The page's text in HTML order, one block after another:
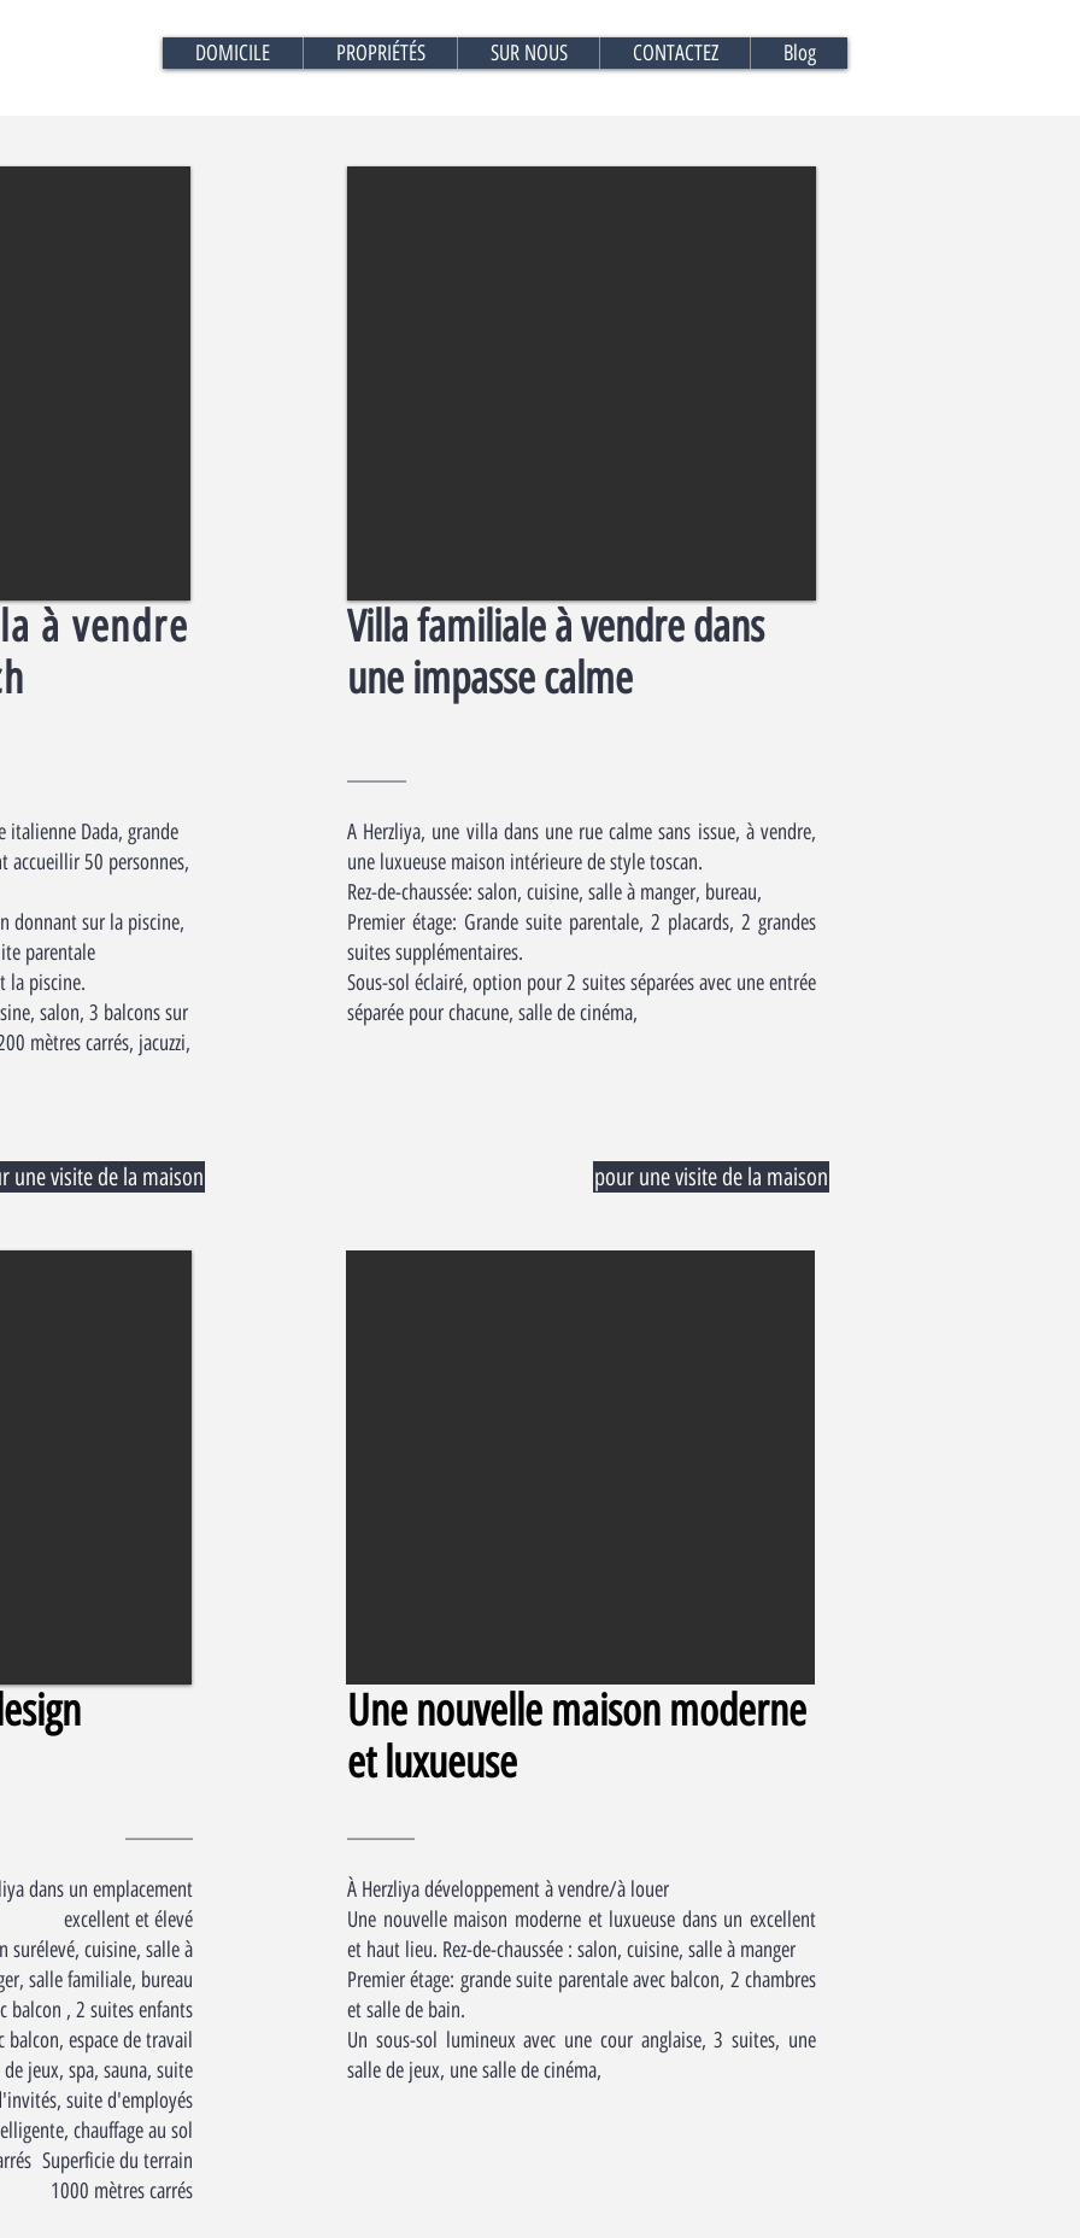
DOMICILE PROPRIÉTÉS SUR NOUS CONTACTEZ Blog
à vendre
italienne Dada, grande
accueillir 50 personnes,
donnant sur la piscine,
parentale
la piscine.
salon, 3 balcons sur
mètres carrés, jacuzzi,
une visite de la maison
dans un emplacement
excellent et élevé
surélevé, cuisine, salle à
salle familiale, bureau.
balcon , 2 suites enfants
espace de travail,
jeux, spa, sauna, suite
suite d'employés.
chauffage au sol
Superficie du terrain
1000 mètres carrés
Villa familiale à vendre dans
une impasse calme
A Herzliya, une villa dans une rue calme sans issue, à vendre,
une luxueuse maison intérieure de style toscan.
Rez-de-chaussée: salon, cuisine, salle à manger, bureau,
Premier étage: Grande suite parentale, 2 placards, 2 grandes
suites supplémentaires.
Sous-sol éclairé, option pour 2 suites séparées avec une entrée
séparée pour chacune, salle de cinéma,
pour une visite de la maison
Une nouvelle maison moderne
et luxueuse
À Herzliya développement à vendre/à louer
Une nouvelle maison moderne et luxueuse dans un excellent
et haut lieu. Rez-de-chaussée : salon, cuisine, salle à manger
Premier étage: grande suite parentale avec balcon, 2 chambres
et salle de bain.
Un sous-sol lumineux avec une cour anglaise, 3 suites, une
salle de jeux, une salle de cinéma,